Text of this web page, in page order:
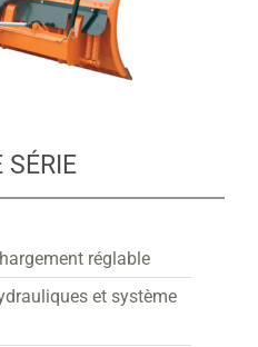
SÉRIE
réglable
et système